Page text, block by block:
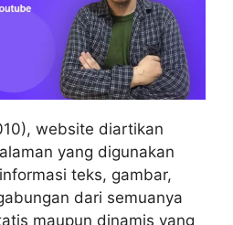
website diartikan
yang digunakan
teks, gambar,
dari semuanya
maupun dinamis yang